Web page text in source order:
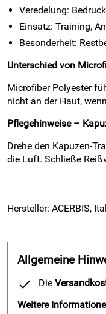
Veredelung:
Einsatz: Training,
Besonderheit:
Unterschied von
Microfiber Polyester
nicht an der Haut,
Pflegehinweise –
Drehe den Kapuzen-
die Luft. Schließe
Hersteller: ACERBIS,
Allgemeine
Die
Weitere